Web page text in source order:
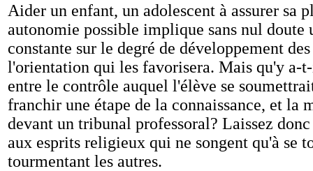
Aider un enfant, un adolescent à assurer sa
autonomie possible implique sans nul doute
constante sur le degré de développement
l'orientation qui les favorisera. Mais qu'y a-
entre le contrôle auquel l'élève se
franchir une étape de la connaissance, et la
devant un tribunal professoral? Laissez
aux esprits religieux qui ne songent qu'à se
tourmentant les autres.